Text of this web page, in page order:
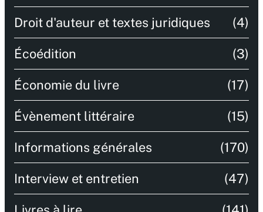
Droit d'auteur et textes juridiques (4)
Écoédition (3)
Économie du livre (17)
Évènement littéraire (15)
Informations générales (170)
Interview et entretien (47)